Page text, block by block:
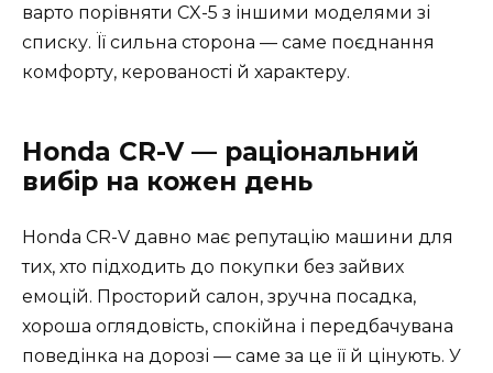
варто порівняти CX-5 з іншими моделями зі
списку. Її сильна сторона — саме поєднання
комфорту, керованості й характеру.
Honda CR-V — раціональний
вибір на кожен день
Honda CR-V давно має репутацію машини для
тих, хто підходить до покупки без зайвих
емоцій. Просторий салон, зручна посадка,
хороша оглядовість, спокійна і передбачувана
поведінка на дорозі — саме за це її й цінують. У